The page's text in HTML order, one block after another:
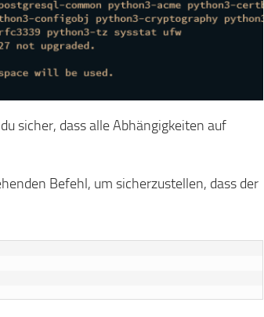
sicher, dass alle Abhängigkeiten auf
Befehl, um sicherzustellen, dass der